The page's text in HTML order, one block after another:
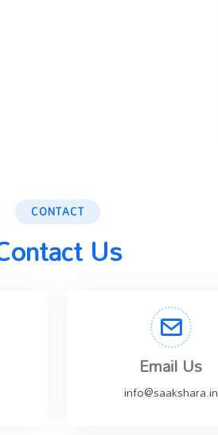
CONTACT
Us
Email Us
info@saakshara.in